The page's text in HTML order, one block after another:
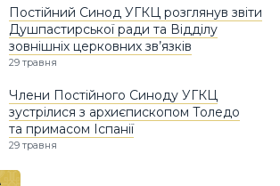
Постійний Синод УГКЦ розглянув звіти
Душпастирської ради та Відділу
зовнішніх церковних зв’язків
29 травня
Члени Постійного Синоду УГКЦ
зустрілися з архиєпископом Толедо
та примасом Іспанії
29 травня